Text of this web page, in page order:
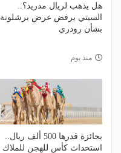
هل يذهب لريال مدريد؟..
السيتي يرفض عرض برشلونة
بشأن رودري
منذ يوم
بجائزة قدرها 500 ألف ريال..
استحداث كأس للهجن للملاك